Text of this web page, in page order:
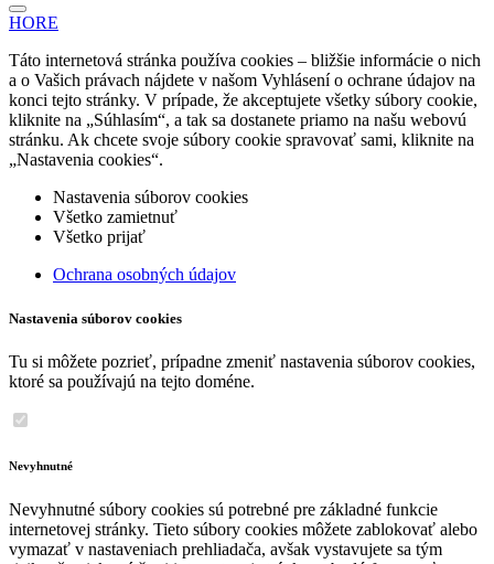
HORE
Táto internetová stránka používa cookies – bližšie informácie o nich
a o Vašich právach nájdete v našom Vyhlásení o ochrane údajov na
konci tejto stránky. V prípade, že akceptujete všetky súbory cookie,
kliknite na „Súhlasím“, a tak sa dostanete priamo na našu webovú
stránku. Ak chcete svoje súbory cookie spravovať sami, kliknite na
„Nastavenia cookies“.
Nastavenia súborov cookies
Všetko zamietnuť
Všetko prijať
Ochrana osobných údajov
Nastavenia súborov cookies
Tu si môžete pozrieť, prípadne zmeniť nastavenia súborov cookies,
ktoré sa používajú na tejto doméne.
Nevyhnutné
Nevyhnutné súbory cookies sú potrebné pre základné funkcie
internetovej stránky. Tieto súbory cookies môžete zablokovať alebo
vymazať v nastaveniach prehliadača, avšak vystavujete sa tým